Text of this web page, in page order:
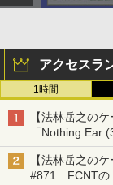
アクセスラ
1時間
【法林岳之の
「Nothing Ear
【法林岳之の
#871 FCNTの